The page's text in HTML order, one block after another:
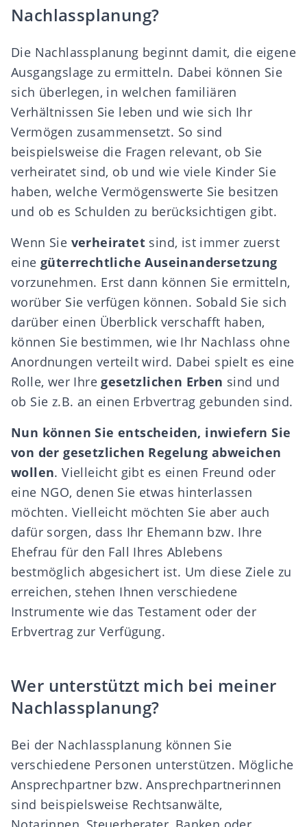
Nachlassplanung?
Die Nachlassplanung beginnt damit, die eigene
Ausgangslage zu ermitteln. Dabei können Sie
sich überlegen, in welchen familiären
Verhältnissen Sie leben und wie sich Ihr
Vermögen zusammensetzt. So sind
beispielsweise die Fragen relevant, ob Sie
verheiratet sind, ob und wie viele Kinder Sie
haben, welche Vermögenswerte Sie besitzen
und ob es Schulden zu berücksichtigen gibt.
Wenn Sie verheiratet sind, ist immer zuerst
eine güterrechtliche Auseinandersetzung
vorzunehmen. Erst dann können Sie ermitteln,
worüber Sie verfügen können. Sobald Sie sich
darüber einen Überblick verschafft haben,
können Sie bestimmen, wie Ihr Nachlass ohne
Anordnungen verteilt wird. Dabei spielt es eine
Rolle, wer Ihregesetzlichen Erben sind und
ob Sie z.B. an einen Erbvertrag gebunden sind.
Nun können Sie entscheiden, inwiefern Sie
von der gesetzlichen Regelung abweichen
wollen. Vielleicht gibt es einen Freund oder
eine NGO, denen Sie etwas hinterlassen
möchten. Vielleicht möchten Sie aber auch
dafür sorgen, dass Ihr Ehemann bzw. Ihre
Ehefrau für den Fall Ihres Ablebens
bestmöglich abgesichert ist. Um diese Ziele zu
erreichen, stehen Ihnen verschiedene
Instrumente wie das Testament oder der
Erbvertrag zur Verfügung.
Wer unterstützt mich bei meiner
Nachlassplanung?
Bei der Nachlassplanung können Sie
verschiedene Personen unterstützen. Mögliche
Ansprechpartner bzw. Ansprechpartnerinnen
sind beispielsweise Rechtsanwälte,